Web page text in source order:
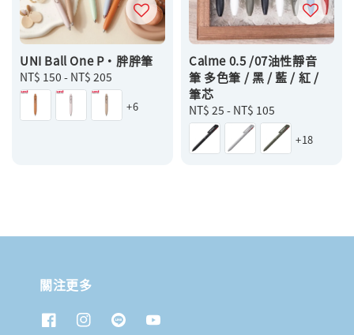
UNI Ball One P・胖胖筆
Regular
price
NT$ 150 - NT$ 205
+6
Calme 0.5 /07油性靜音
筆 多色筆 / 黑 / 藍 / 紅 /
筆芯
Regular
price
NT$ 25 - NT$ 105
+18
關注更多